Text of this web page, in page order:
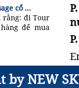
cổ ...
rằng: đi Tour
để mua
NEW